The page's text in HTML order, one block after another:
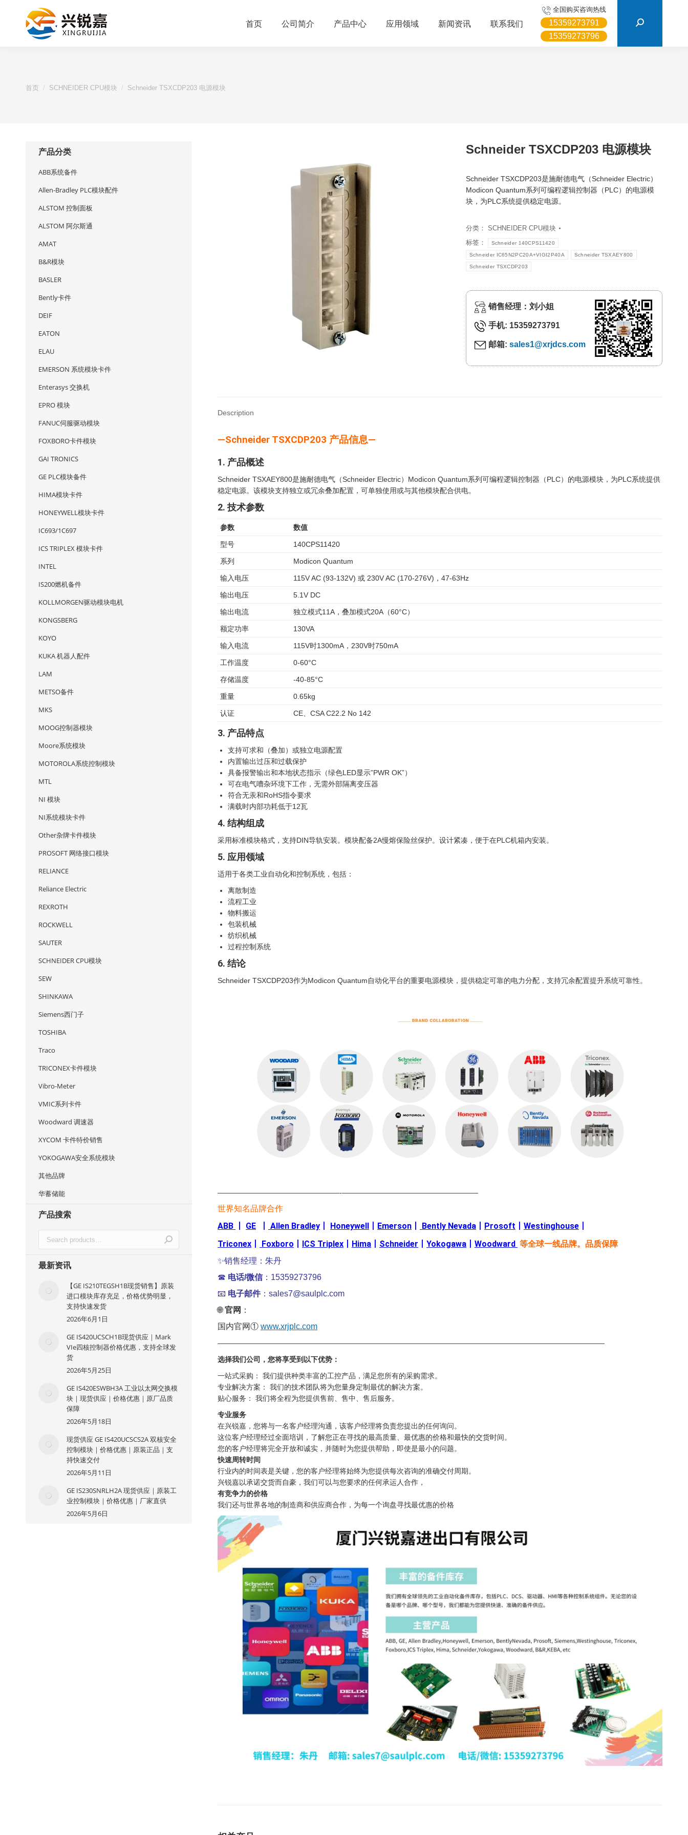
首页 公司简介 产品中心 应用领域 新闻资讯 联系我们
全国购买咨询热线
15359273791
15359273796
首页 SCHNEIDER CPU模块 Schneider TSXCDP203 电源模块
Schneider TSXCDP203 电源模块
Schneider TSXCDP203是施耐德电气（Schneider Electric）
Modicon Quantum系列可编程逻辑控制器（PLC）的电源模
块，为PLC系统提供稳定电源。
分类： SCHNEIDER CPU模块
标签：
Schneider 140CPS11420
Schneider IC65N2PC20A+VIGI2P40A Schneider TSXAEY800
Schneider TSXCDP203
销售经理：刘小姐
手机: 15359273791
邮箱: sales1@xrjdcs.com
Description
—Schneider TSXCDP203 产品信息—
1. 产品概述
Schneider TSXAEY800是施耐德电气（Schneider Electric）Modicon Quantum系列可编程逻辑控制器（PLC）的电源模块，为PLC系统提供
稳定电源。该模块支持独立或冗余叠加配置，可单独使用或与其他模块配合供电。
2. 技术参数
参数 数值
型号 140CPS11420
系列 Modicon Quantum
输入电压 115V AC (93-132V) 或 230V AC (170-276V)，47-63Hz
输出电压 5.1V DC
输出电流 独立模式11A，叠加模式20A（60°C）
额定功率 130VA
输入电流 115V时1300mA，230V时750mA
工作温度 0-60°C
存储温度 -40-85°C
重量 0.65kg
认证 CE、CSA C22.2 No 142
3. 产品特点
支持可求和（叠加）或独立电源配置
内置输出过压和过载保护
具备报警输出和本地状态指示（绿色LED显示”PWR OK”）
可在电气嘈杂环境下工作，无需外部隔离变压器
符合无汞和RoHS指令要求
满载时内部功耗低于12瓦
4. 结构组成
采用标准模块格式，支持DIN导轨安装。模块配备2A慢熔保险丝保护。设计紧凑，便于在PLC机箱内安装。
5. 应用领域
适用于各类工业自动化和控制系统，包括：
离散制造
流程工业
物料搬运
包装机械
纺织机械
过程控制系统
6. 结论
Schneider TSXCDP203作为Modicon Quantum自动化平台的重要电源模块，提供稳定可靠的电力分配，支持冗余配置提升系统可靠性。
—————————————————-———————————————————
世界知名品牌合作
ABB GE Allen Bradley Honeywell Emerson Bently Nevada Prosoft Westinghouse
Triconex
Foxboro ICS Triplex Hima Schneider Yokogawa Woodward 等全球一线品牌。品质保障
✨销售经理：朱丹
☎ 电话/微信：15359273796
📧 电子邮件：sales7@saulplc.com
🌐官网 ：
国内官网① www.xrjplc.com
——————————————————————————————————————————————————————
选择我们公司，您将享受到以下优势：
一站式采购： 我们提供种类丰富的工控产品，满足您所有的采购需求。
专业解决方案： 我们的技术团队将为您量身定制最优的解决方案。
贴心服务： 我们将全程为您提供售前、售中、售后服务。
专业服务
在兴锐嘉，您将与一名客户经理沟通，该客户经理将负责您提出的任何询问。
这位客户经理经过全面培训，了解您正在寻找的最高质量、最优惠的价格和最快的交货时间。
您的客户经理将完全开放和诚实，并随时为您提供帮助，即使是最小的问题。
快速周转时间
行业内的时间表是关键，您的客户经理将始终为您提供每次咨询的准确交付周期。
兴锐嘉以承诺交货而自豪，我们可以与您要求的任何承运人合作，
有竞争力的价格
我们还与世界各地的制造商和供应商合作，为每一个询盘寻找最优惠的价格
产品分类
ABB系统备件
Allen-Bradley PLC模块配件
ALSTOM 控制面板
ALSTOM 阿尔斯通
AMAT
B&R模块
BASLER
Bently卡件
DEIF
EATON
ELAU
EMERSON 系统模块卡件
Enterasys 交换机
EPRO 模块
FANUC伺服驱动模块
FOXBORO卡件模块
GAI TRONICS
GE PLC模块备件
HIMA模块卡件
HONEYWELL模块卡件
IC693/1C697
ICS TRIPLEX 模块卡件
INTEL
IS200燃机备件
KOLLMORGEN驱动模块电机
KONGSBERG
KOYO
KUKA 机器人配件
LAM
METSO备件
MKS
MOOG控制器模块
Moore系统模块
MOTOROLA系统控制模块
MTL
NI 模块
NI系统模块卡件
Other杂牌卡件模块
PROSOFT 网络接口模块
RELIANCE
Reliance Electric
REXROTH
ROCKWELL
SAUTER
SCHNEIDER CPU模块
SEW
SHINKAWA
Siemens西门子
TOSHIBA
Traco
TRICONEX卡件模块
Vibro-Meter
VMIC系列卡件
Woodward 调速器
XYCOM 卡件特价销售
YOKOGAWA安全系统模块
其他品牌
华蓄储能
产品搜索
最新资讯
【GE IS210TEGSH1B现货销售】原装
进口模块库存充足，价格优势明显，
支持快速发货
2026年6月1日
GE IS420UCSCH1B现货供应｜Mark
VIe四核控制器价格优惠，支持全球发
货
2026年5月25日
GE IS420ESWBH3A 工业以太网交换模
块｜现货供应｜价格优惠｜原厂品质
保障
2026年5月18日
现货供应 GE IS420UCSCS2A 双核安全
控制模块｜价格优惠｜原装正品｜支
持快速交付
2026年5月11日
GE IS230SNRLH2A 现货供应｜原装工
业控制模块｜价格优惠｜厂家直供
2026年5月6日